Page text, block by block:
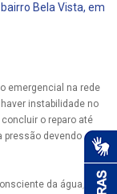
Bela Vista, em
emergencial na rede
instabilidade no
o reparo até
pressão devendo
da água,